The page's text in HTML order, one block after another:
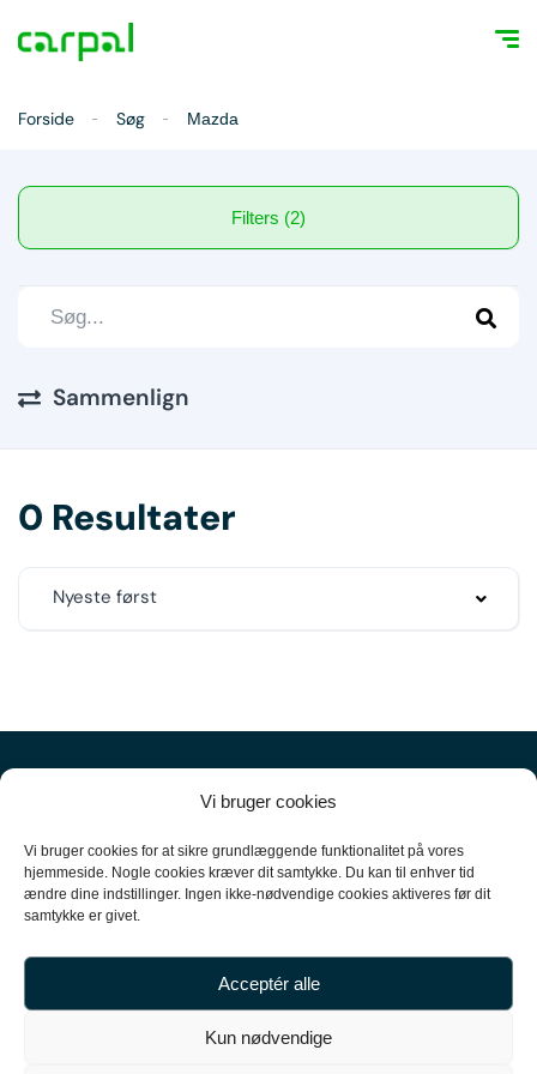
Vi bruger cookies
Vi bruger cookies for at sikre grundlæggende funktionalitet på vores
hjemmeside. Nogle cookies kræver dit samtykke. Du kan til enhver tid
ændre dine indstillinger. Ingen ikke-nødvendige cookies aktiveres før dit
samtykke er givet.
Acceptér alle
Kun nødvendige
Forside Søg Mazda
Filters (2)
Sammenlign
0 Resultater
Nyeste først
+45 61 10 52 10
hello@carpal.dk
Tonsbakken 16